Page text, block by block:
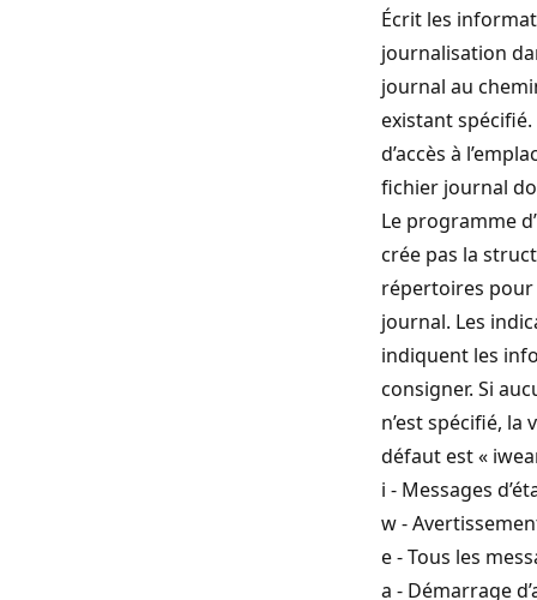
Écrit les
journalisation
journal au
existant
d’accès à
fichier journal
Le programme
crée pas la
répertoires
journal. Les
indiquent les
consigner. Si
n’est spécifié, la
défaut est «
i - Messages
w -
e - Tous les
a - Démarrage